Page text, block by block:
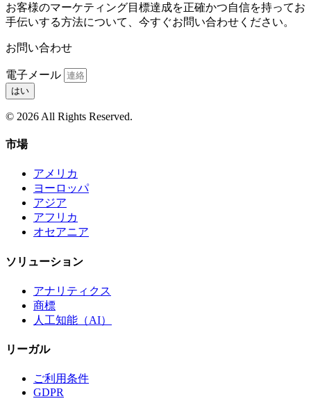
お客様のマーケティング目標達成を正確かつ自信を持ってお
手伝いする方法について、今すぐお問い合わせください。
お問い合わせ
電子メール
はい
© 2026 All Rights Reserved.
市場
アメリカ
ヨーロッパ
アジア
アフリカ
オセアニア
ソリューション
アナリティクス
商標
人工知能（AI）
リーガル
ご利用条件
GDPR